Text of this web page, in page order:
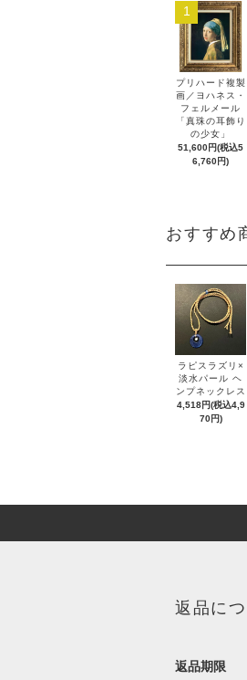
1
プリハード複製
画／ヨハネス・
フェルメール
「真珠の耳飾り
の少女」
51,600円(税込5
6,760円)
おすすめ
ラピスラズリ×
淡水パール ヘ
ンプネックレス
4,518円(税込4,9
70円)
返品に
返品期限